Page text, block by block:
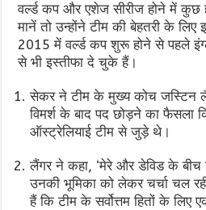
वर्ल्ड कप और एशेज सीरीज होने में कुछ
मानें तो उन्होंने टीम की बेहतरी के लिए
2015 में वर्ल्ड कप शुरू होने से पहले
से भी इस्तीफा दे चुके हैं।
सेकर ने टीम के मुख्य कोच जस्टिन
विमर्श के बाद पद छोड़ने का फैसला
ऑस्ट्रेलियाई टीम से जुड़े थे।
लैंगर ने कहा, ‘मेरे और डेविड के बीच
उनकी भूमिका को लेकर चर्चा चल
हैं कि टीम के सर्वोत्तम हितों के